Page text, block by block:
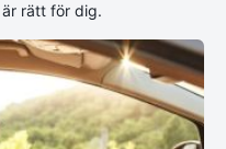
rätt för dig.